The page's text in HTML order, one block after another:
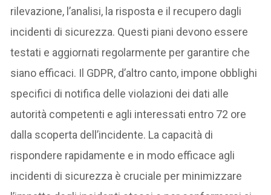
rilevazione, l’analisi, la risposta e il recupero dagli
incidenti di sicurezza. Questi piani devono essere
testati e aggiornati regolarmente per garantire che
siano efficaci. Il GDPR, d’altro canto, impone obblighi
specifici di notifica delle violazioni dei dati alle
autorità competenti e agli interessati entro 72 ore
dalla scoperta dell’incidente. La capacità di
rispondere rapidamente e in modo efficace agli
incidenti di sicurezza è cruciale per minimizzare